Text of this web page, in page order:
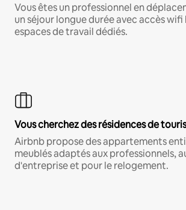
Vous êtes un professionnel en
un séjour longue durée avec accès
espaces de travail dédiés.
Vous cherchez des résidences de
Airbnb propose des appartements
meublés adaptés aux professionnels,
d'entreprise et pour le relogement.